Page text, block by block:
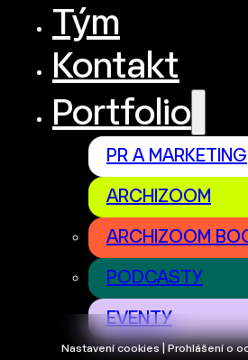
Nastavení cookies | Prohlášení o
Tým
Kontakt
Portfolio
PR A MARKETING
ARCHIZOOM
ARCHIZOOM
PODCASTY
EVENTY